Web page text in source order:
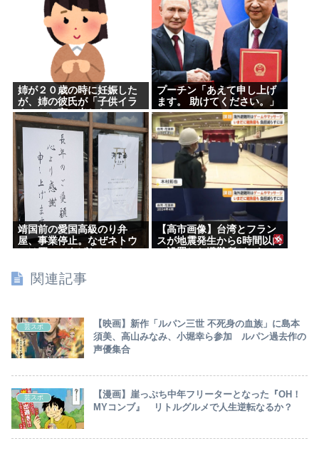
姉が２０歳の時に妊娠した
が、姉の彼氏が「子供イラ
ネ」とか言い出した
プーチン「あえて申し上げ
ます。 助けてください。」
靖国前の愛国高級のり弁
屋、事業停止。なぜネトウ
ヨは買ってあげなかった
【高市画像】台湾とフラン
スが地震発生から6時間以内
に設置した避難所がこれ
関連記事
芸スポ
【映画】新作「ルパン三世 不死身の血族」に島本
須美、高山みなみ、小堀幸ら参加 ルパン過去作の
声優集合
芸スポ
【漫画】崖っぷち中年フリーターとなった『OH！
MYコンブ』 リトルグルメで人生逆転なるか？